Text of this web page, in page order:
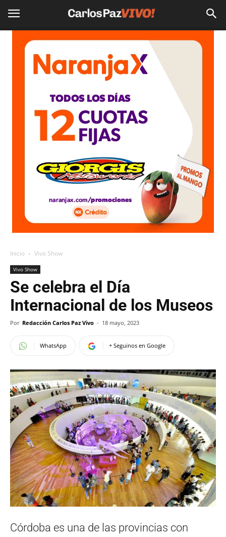
Inicio Vivo Show
Vivo Show
Se celebra el Día
Internacional de los Museos
Por Redacción Carlos Paz Vivo - 18 mayo, 2023
WhatsApp + Seguinos en Google
Córdoba es una de las provincias con